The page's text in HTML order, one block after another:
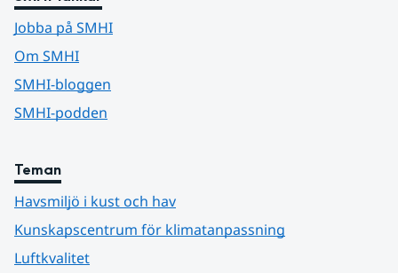
Jobba på SMHI
Om SMHI
SMHI-bloggen
SMHI-podden
Teman
Havsmiljö i kust och hav
Kunskapscentrum för klimatanpassning
Luftkvalitet